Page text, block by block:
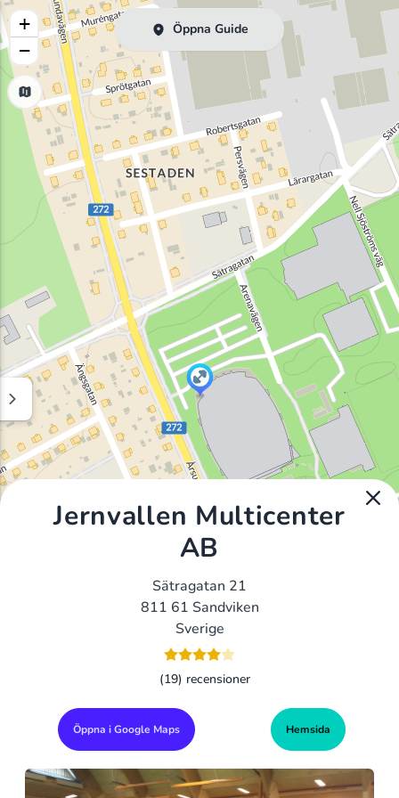
Öppna Guide
+
−
Jernvallen Multicenter
AB
Sätragatan 21
811 61 Sandviken
Sverige
(19) recensioner
Öppna i Google Maps Hemsida
Alla Gym I Sverige Sveriges Ledande Gymkedjor